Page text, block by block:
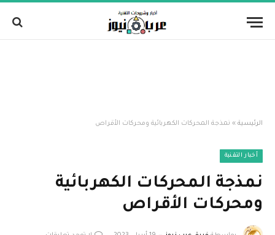
الرئيسية » نمذجة المحركات الكهربائية ومحركات الأقراص
أخبار التقنية
نمذجة المحركات الكهربائية
ومحركات الأقراص